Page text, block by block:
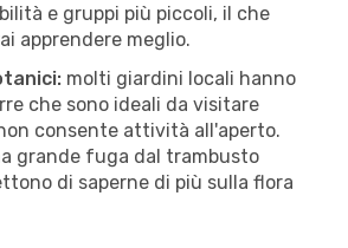
e gruppi più piccoli, il che
apprendere meglio.
molti giardini locali hanno
che sono ideali da visitare
consente attività all'aperto.
grande fuga dal trambusto
di saperne di più sulla flora